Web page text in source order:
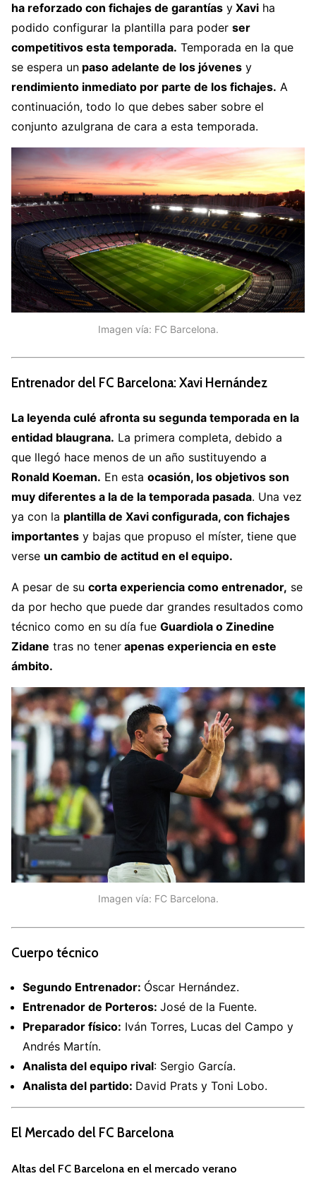
ha reforzado con fichajes de garantías y Xavi ha
podido configurar la plantilla para poder ser
competitivos esta temporada. Temporada en la que
se espera un paso adelante de los jóvenes y
rendimiento inmediato por parte de los fichajes. A
continuación, todo lo que debes saber sobre el
conjunto azulgrana de cara a esta temporada.
Imagen vía: FC Barcelona.
Entrenador del FC Barcelona: Xavi Hernández
La leyenda culé afronta su segunda temporada en la
entidad blaugrana. La primera completa, debido a
que llegó hace menos de un año sustituyendo a
Ronald Koeman. En esta ocasión, los objetivos son
muy diferentes a la de la temporada pasada. Una vez
ya con la plantilla de Xavi configurada, con fichajes
importantes y bajas que propuso el míster, tiene que
verse un cambio de actitud en el equipo.
A pesar de su corta experiencia como entrenador, se
da por hecho que puede dar grandes resultados como
técnico como en su día fue Guardiola o Zinedine
Zidane tras no tener apenas experiencia en este
ámbito.
Imagen vía: FC Barcelona.
Cuerpo técnico
Segundo Entrenador: Óscar Hernández.
Entrenador de Porteros: José de la Fuente.
Preparador físico: Iván Torres, Lucas del Campo y
Andrés Martín.
Analista del equipo rival: Sergio García.
Analista del partido: David Prats y Toni Lobo.
El Mercado del FC Barcelona
Altas del FC Barcelona en el mercado verano